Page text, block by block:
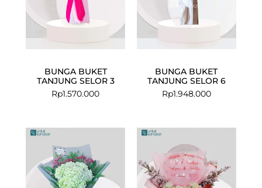
BUNGA BUKET
TANJUNG SELOR 3
Rp1.570.000
BUNGA BUKET
TANJUNG SELOR 6
Rp1.948.000
Rp599.000.
Rp476.500.
Rp899.000.
Rp745.000.